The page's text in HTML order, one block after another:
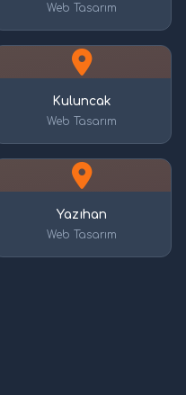
Web Tasarım
Kuluncak
Web Tasarım
Yazıhan
Web Tasarım